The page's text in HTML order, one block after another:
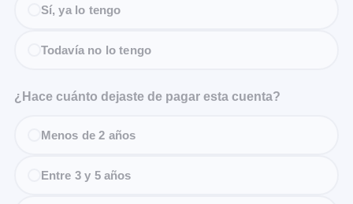
Sí, ya lo tengo
Todavía no lo tengo
¿Hace cuánto dejaste de pagar esta cuenta?
Menos de 2 años
Entre 3 y 5 años